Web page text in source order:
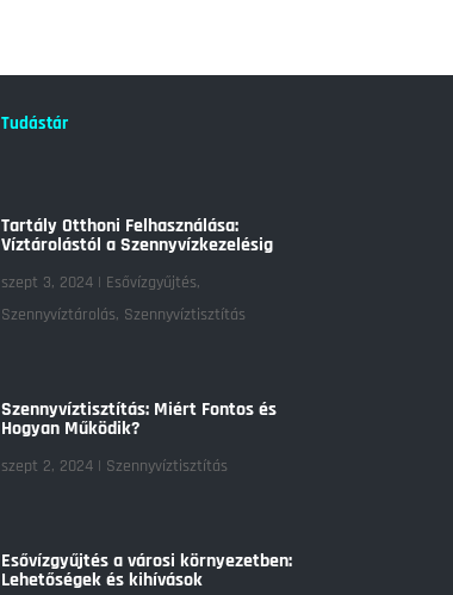
Tudástár
Tartály Otthoni Felhasználása:
Víztárolástól a Szennyvízkezelésig
szept 3, 2024| Esővízgyűjtés,
Szennyvíztárolás, Szennyvíztisztítás
Szennyvíztisztítás: Miért Fontos és
Hogyan Működik?
szept 2, 2024| Szennyvíztisztítás
Esővízgyűjtés a városi környezetben:
Lehetőségek és kihívások